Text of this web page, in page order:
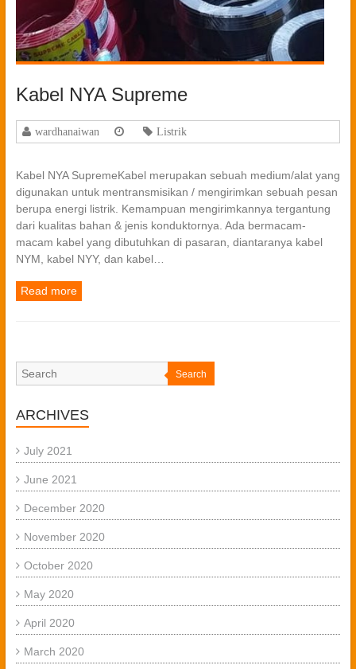
Kabel NYA Supreme
wardhanaiwan Listrik
Kabel NYA SupremeKabel merupakan sebuah medium/alat yang
digunakan untuk mentransmisikan / mengirimkan sebuah pesan
berupa energi listrik. Kemampuan mengirimkannya tergantung
dari kualitas bahan & jenis konduktornya. Ada bermacam-
macam kabel yang dibutuhkan di pasaran, diantaranya kabel
NYM, kabel NYY, dan kabel…
Read more
Search
ARCHIVES
July 2021
June 2021
December 2020
November 2020
October 2020
May 2020
April 2020
March 2020